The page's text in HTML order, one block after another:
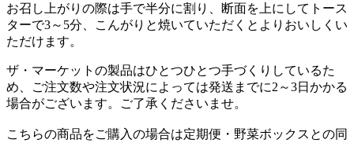
お召し上がりの際は手で半分に割り、断面を上にしてトース
ターで3～5分、こんがりと焼いていただくとよりおいしくい
ただけます。
ザ・マーケットの製品はひとつひとつ手づくりしているた
め、ご注文数や注文状況によっては発送までに2～3日かかる
場合がございます。ご了承くださいませ。
こちらの商品をご購入の場合は定期便・野菜ボックスとの同